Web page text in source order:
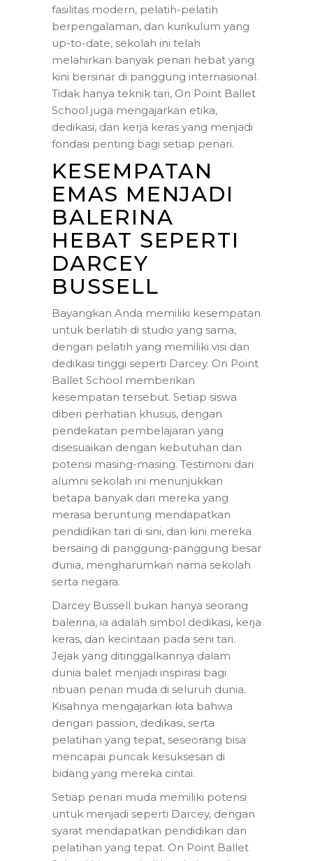
fasilitas modern, pelatih-pelatih
berpengalaman, dan kurikulum yang
up-to-date, sekolah ini telah
melahirkan banyak penari hebat yang
kini bersinar di panggung internasional.
Tidak hanya teknik tari, On Point Ballet
School juga mengajarkan etika,
dedikasi, dan kerja keras yang menjadi
fondasi penting bagi setiap penari.
KESEMPATAN
EMAS MENJADI
BALERINA
HEBAT SEPERTI
DARCEY
BUSSELL
Bayangkan Anda memiliki kesempatan
untuk berlatih di studio yang sama,
dengan pelatih yang memiliki visi dan
dedikasi tinggi seperti Darcey. On Point
Ballet School memberikan
kesempatan tersebut. Setiap siswa
diberi perhatian khusus, dengan
pendekatan pembelajaran yang
disesuaikan dengan kebutuhan dan
potensi masing-masing. Testimoni dari
alumni sekolah ini menunjukkan
betapa banyak dari mereka yang
merasa beruntung mendapatkan
pendidikan tari di sini, dan kini mereka
bersaing di panggung-panggung besar
dunia, mengharumkan nama sekolah
serta negara.
Darcey Bussell bukan hanya seorang
balerina, ia adalah simbol dedikasi, kerja
keras, dan kecintaan pada seni tari.
Jejak yang ditinggalkannya dalam
dunia balet menjadi inspirasi bagi
ribuan penari muda di seluruh dunia.
Kisahnya mengajarkan kita bahwa
dengan passion, dedikasi, serta
pelatihan yang tepat, seseorang bisa
mencapai puncak kesuksesan di
bidang yang mereka cintai.
Setiap penari muda memiliki potensi
untuk menjadi seperti Darcey, dengan
syarat mendapatkan pendidikan dan
pelatihan yang tepat. On Point Ballet